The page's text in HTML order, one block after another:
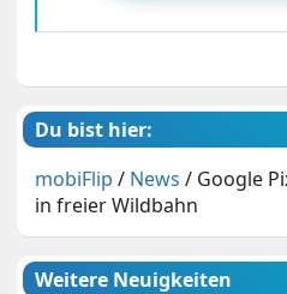
Du bist hier:
mobiFlip / News / Google
in freier Wildbahn
Weitere Neuigkeiten